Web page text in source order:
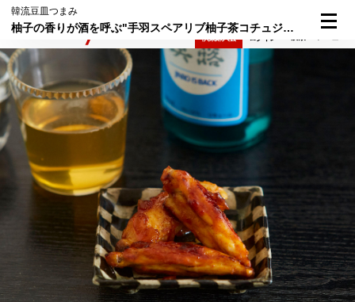
韓流豆皿つまみ
柚子の香りが酒を呼ぶ"手羽スペアリブ柚子茶コチュジャン焼き"